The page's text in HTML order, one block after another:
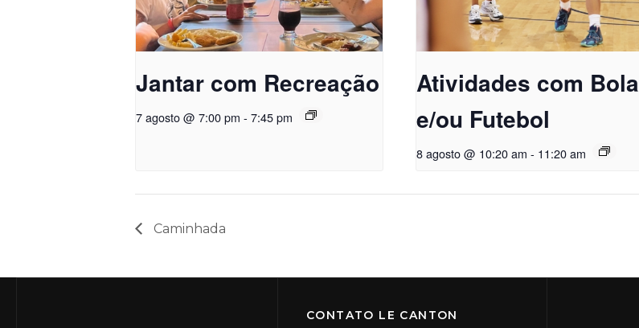
Jantar com Recreação
7 agosto @ 7:00 pm - 7:45 pm
Atividades com Bola
e/ou Futebol
8 agosto @ 10:20 am - 11:20 am
Caminhada
CONTATO LE CANTON